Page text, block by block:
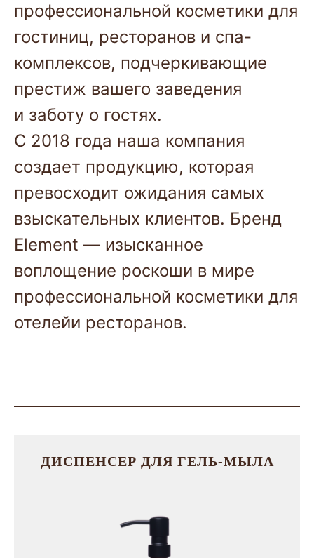
профессиональной косметики для
гостиниц, ресторанов и спа-
комплексов, подчеркивающие
престиж вашего заведения
и заботу о гостях.
С 2018 года наша компания
создает продукцию, которая
превосходит ожидания самых
взыскательных клиентов. Бренд
Element — изысканное
воплощение роскоши в мире
профессиональной косметики для
отелейи ресторанов.
ДИСПЕНСЕР ДЛЯ ГЕЛЬ-МЫЛА